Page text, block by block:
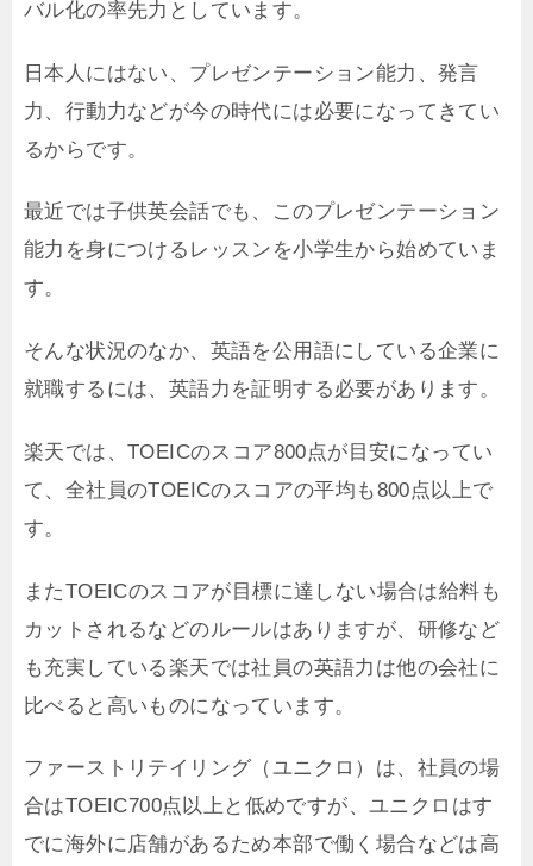
バル化の率先力としています。
日本人にはない、プレゼンテーション能力、発言
力、行動力などが今の時代には必要になってきてい
るからです。
最近では子供英会話でも、このプレゼンテーション
能力を身につけるレッスンを小学生から始めていま
す。
そんな状況のなか、英語を公用語にしている企業に
就職するには、英語力を証明する必要があります。
楽天では、TOEICのスコア800点が目安になってい
て、全社員のTOEICのスコアの平均も800点以上で
す。
またTOEICのスコアが目標に達しない場合は給料も
カットされるなどのルールはありますが、研修など
も充実している楽天では社員の英語力は他の会社に
比べると高いものになっています。
ファーストリテイリング（ユニクロ）は、社員の場
合はTOEIC700点以上と低めですが、ユニクロはす
でに海外に店舗があるため本部で働く場合などは高